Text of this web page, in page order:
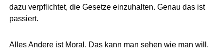
dazu verpflichtet, die Gesetze einzuhalten. Genau das ist
passiert.
Alles Andere ist Moral. Das kann man sehen wie man will.